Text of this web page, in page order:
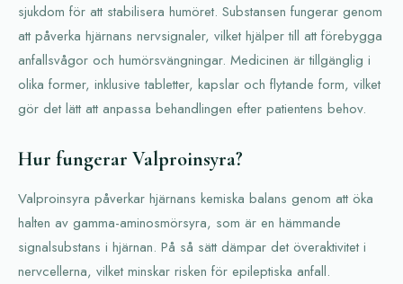
sjukdom för att stabilisera humöret. Substansen fungerar genom
att påverka hjärnans nervsignaler, vilket hjälper till att förebygga
anfallsvågor och humörsvängningar. Medicinen är tillgänglig i
olika former, inklusive tabletter, kapslar och flytande form, vilket
gör det lätt att anpassa behandlingen efter patientens behov.
Hur fungerar Valproinsyra?
Valproinsyra påverkar hjärnans kemiska balans genom att öka
halten av gamma-aminosmörsyra, som är en hämmande
signalsubstans i hjärnan. På så sätt dämpar det överaktivitet i
nervcellerna, vilket minskar risken för epileptiska anfall.